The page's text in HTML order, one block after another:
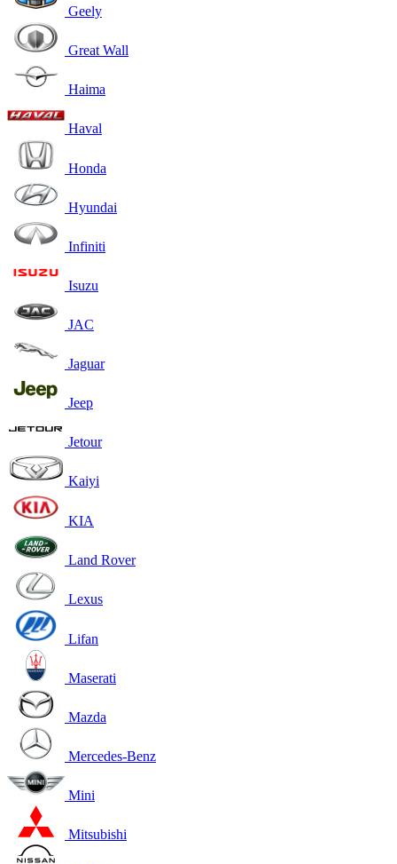
Geely
Great Wall
Haima
Haval
Honda
Hyundai
Infiniti
Isuzu
JAC
Jaguar
Jeep
Jetour
Kaiyi
KIA
Land Rover
Lexus
Lifan
Maserati
Mazda
Mercedes-Benz
Mini
Mitsubishi